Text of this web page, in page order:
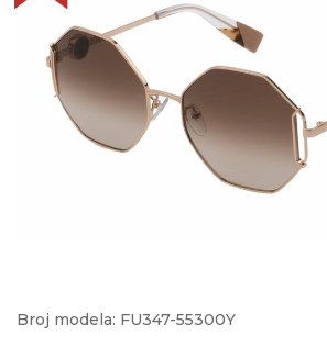
Broj modela: FU347-55300Y